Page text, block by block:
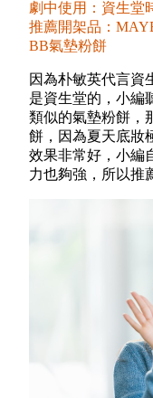
劇中使用：資生堂
推薦開架品：
BB氣墊粉餅
因為朴敏英代言資
是資生堂的，小編
類似的氣墊粉餅，
餅，因為夏天底妝
效果非常好，小編
力也夠強，所以推